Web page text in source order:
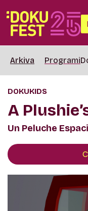
Arkiva Programi
DOKUKIDS
A
Un Peluche